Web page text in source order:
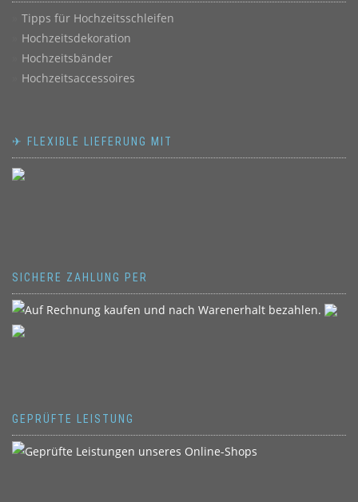
Tipps für Hochzeitsschleifen
Hochzeitsdekoration
Hochzeitsbänder
Hochzeitsaccessoires
✈ FLEXIBLE LIEFERUNG MIT
SICHERE ZAHLUNG PER
GEPRÜFTE LEISTUNG